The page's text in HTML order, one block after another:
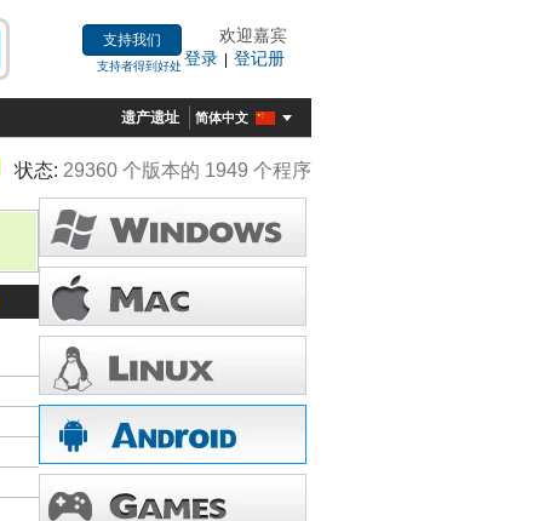
支持我们
支持者得到好处
欢迎嘉宾
登录 | 登记册
遗产遗址 简体中文
状态: 29360 个版本的 1949 个程序